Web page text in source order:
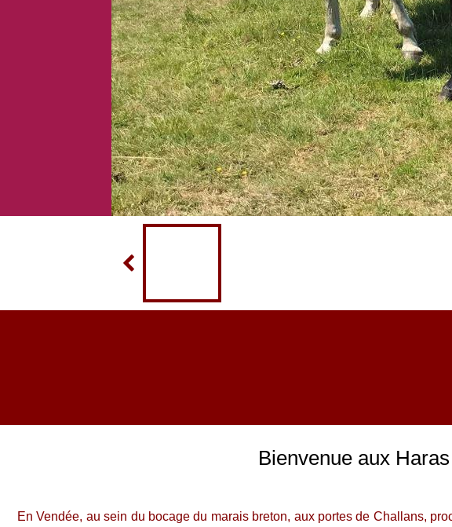
Bienvenue aux
En Vendée, au sein du bocage du marais breton, aux portes de Challans,